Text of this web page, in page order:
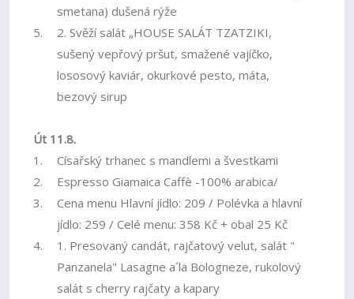
smetana) dušená rýže
5.
2. Svěží salát „HOUSE SALÁT TZATZIKI,
sušený vepřový pršut, smažené vajíčko,
lososový kaviár, okurkové pesto, máta,
bezový sirup
Út 11.8.
1.
Císařský trhanec s mandlemi a švestkami
2.
Espresso Giamaica Caffè -100% arabica/
3.
Cena menu Hlavní jídlo: 209 / Polévka a hlavní
jídlo: 259 / Celé menu: 358 Kč + obal 25 Kč
4.
1. Presovaný candát, rajčatový velut, salát "
Panzanela" Lasagne a´la Bologneze, rukolový
salát s cherry rajčaty a kapary